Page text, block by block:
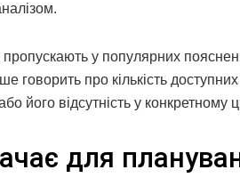
пропускають у популярних
говорить про кількість
його відсутність у конкретному
для